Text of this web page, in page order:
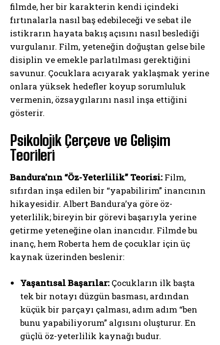
filmde, her bir karakterin kendi içindeki
fırtınalarla nasıl baş edebileceği ve sebat ile
istikrarın hayata bakış açısını nasıl beslediği
vurgulanır. Film, yeteneğin doğuştan gelse bile
disiplin ve emekle parlatılması gerektiğini
savunur. Çocuklara acıyarak yaklaşmak yerine
onlara yüksek hedefler koyup sorumluluk
vermenin, özsaygılarını nasıl inşa ettiğini
gösterir.
Psikolojik Çerçeve ve Gelişim
Teorileri
Bandura’nın “Öz-Yeterlilik” Teorisi: Film,
sıfırdan inşa edilen bir “yapabilirim” inancının
hikayesidir. Albert Bandura’ya göre öz-
yeterlilik; bireyin bir görevi başarıyla yerine
getirme yeteneğine olan inancıdır. Filmde bu
inanç, hem Roberta hem de çocuklar için üç
kaynak üzerinden beslenir:
Yaşantısal Başarılar: Çocukların ilk başta
tek bir notayı düzgün basması, ardından
küçük bir parçayı çalması, adım adım “ben
bunu yapabiliyorum” algısını oluşturur. En
güçlü öz-yeterlilik kaynağı budur.